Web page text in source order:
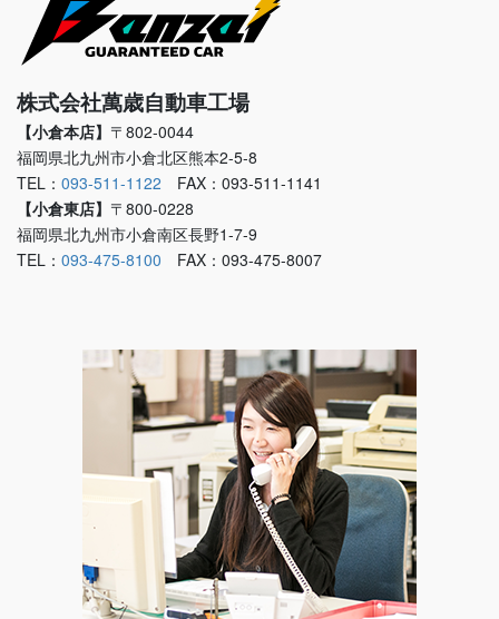
株式会社萬歳自動車工場
【小倉本店】 〒802-0044
福岡県北九州市小倉北区熊本2-5-8
TEL： 093-511-1122 FAX：093-511-1141
【小倉東店】 〒800-0228
福岡県北九州市小倉南区長野1-7-9
TEL： 093-475-8100 FAX：093-475-8007